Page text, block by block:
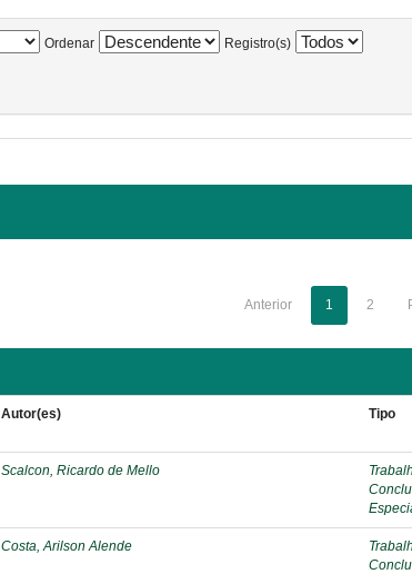
Ordenar Registro(s)
Anterior 1 2
Autor(es) Tipo
Scalcon, Ricardo de Mello
Costa, Arilson Alende